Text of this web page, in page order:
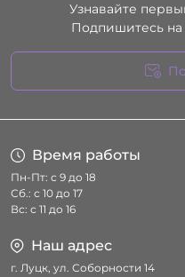
Узнавайте
Подпишитесь
Время работы
Пн-Пт: с 9 до 18
Сб.: с 10 до 17
Вс: с 11 до 16
Наш адрес
г. Луцк, ул. Соборности 14